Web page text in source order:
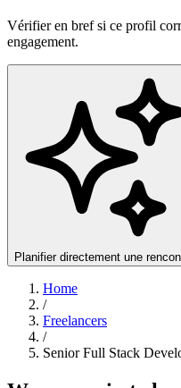
Vérifier en bref si ce profil
engagement.
Planifier directement une
Home
/
Freelancers
/
Senior Full Stack